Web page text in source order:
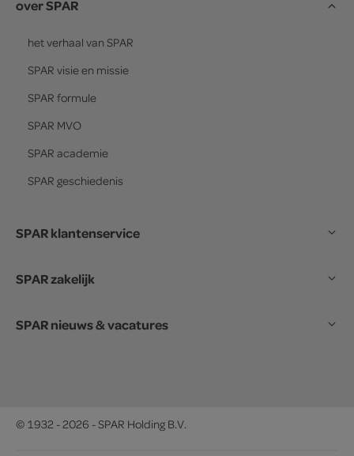
over SPAR
het verhaal van SPAR
SPAR visie en missie
SPAR formule
SPAR MVO
SPAR academie
SPAR geschiedenis
SPAR klantenservice
SPAR zakelijk
SPAR nieuws & vacatures
© 1932 - 2026 - SPAR Holding B.V.